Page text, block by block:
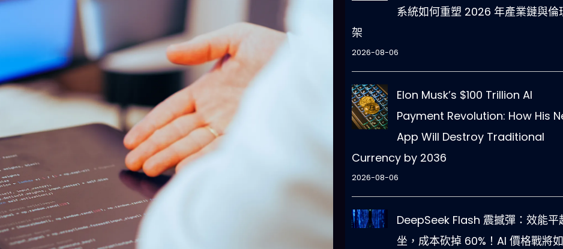
系統如何重塑 2026 年產業鏈與倫
架
2026-08-06
Elon Musk’s $100 Trillion AI
Payment Revolution: How His
App Will Destroy Traditional
Currency by 2036
2026-08-06
DeepSeek Flash 震撼彈：效能平
坐，成本砍掉 60%！AI 價格戰將